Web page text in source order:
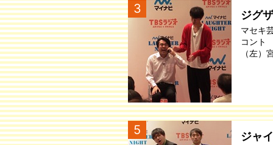
3 ジグ
マセキ
コント
（左
5 ジャ